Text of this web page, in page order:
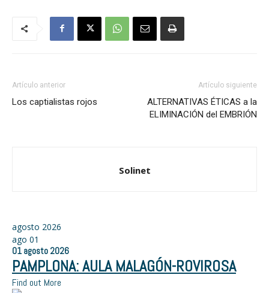
Artículo anterior
Los captialistas rojos
Artículo siguiente
ALTERNATIVAS ÉTICAS a la
ELIMINACIÓN del EMBRIÓN
Solinet
agosto 2026
ago 01
01 agosto 2026
PAMPLONA: AULA MALAGÓN-ROVIROSA
Find out More